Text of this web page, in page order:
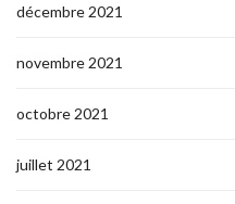
décembre 2021
novembre 2021
octobre 2021
juillet 2021